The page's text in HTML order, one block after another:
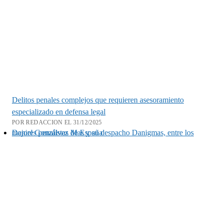
Delitos penales complejos que requieren asesoramiento
especializado en defensa legal
POR REDACCION EL 31/12/2025
Daniel Gonzálvez Mas y su despacho Danigmas, entre los mejores penalistas de España